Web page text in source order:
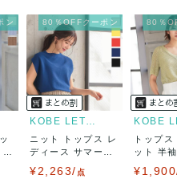
ン 80％OFFクーポン
KOBE LETTUCE
ニット トップス レ
ディース サマーニ
¥2,263/ 点
80％
トップ
ット 半